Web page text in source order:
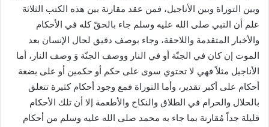
وبين التوراة وبين الأناجيل، فمن عقد مقارنة بين هذه الكتب الثلاثة
علم أن النبي صلى الله عليه وسلم جاء بالحقّ كله في الأحكام
والأخبار المتقدمة واللاحقة، وجاء بوصف دقيق لحال الإنسان بعد
الموت إن كان في الجنّة أو في النار ووصف الجنّة وَ وصف النار، أما
الأناجيل مثلاً فهي لا تحتوي سوى على حكم أو حكمين أو على بضعة
أحكام على أكبر تقدير، وأما التوراة فمع وجود أحكام كثيرة تتعلق
بالحلال والحرام في الطلاق والنكاح والأطعمة إلا أن تلك الأحكام
قليلة جداً مُقارنة بما جاء به محمد صلى الله عليه وسلم من أحكام